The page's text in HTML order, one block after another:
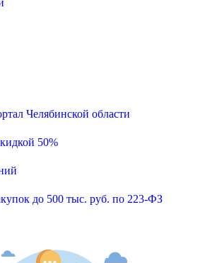
Челябинской области
50%
до 500 тыс. руб. по 223-ФЗ